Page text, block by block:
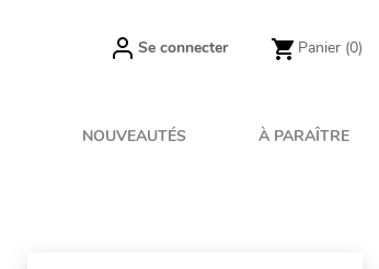
Se connecter Panier (0)
NOUVEAUTÉS À PARAÎTRE